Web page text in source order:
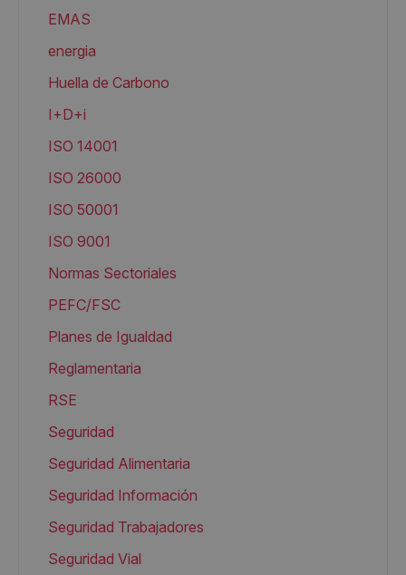
EMAS
energia
Huella de Carbono
I+D+i
ISO 14001
ISO 26000
ISO 50001
ISO 9001
Normas Sectoriales
PEFC/FSC
Planes de Igualdad
Reglamentaria
RSE
Seguridad
Seguridad Alimentaria
Seguridad Información
Seguridad Trabajadores
Seguridad Vial